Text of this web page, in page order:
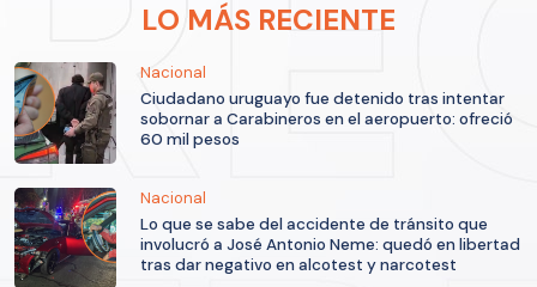
LO MÁS RECIENTE
Nacional
Ciudadano uruguayo fue detenido tras intentar
sobornar a Carabineros en el aeropuerto: ofreció
60 mil pesos
Nacional
Lo que se sabe del accidente de tránsito que
involucró a José Antonio Neme: quedó en libertad
tras dar negativo en alcotest y narcotest